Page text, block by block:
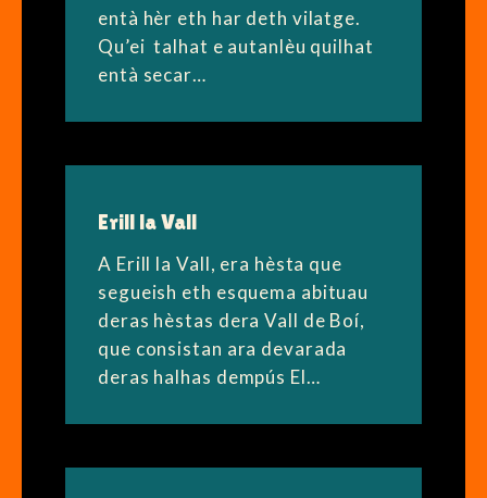
entà hèr eth har deth vilatge.
Qu’ei talhat e autanlèu quilhat
entà secar…
Erill la Vall
A Erill la Vall, era hèsta que
segueish eth esquema abituau
deras hèstas dera Vall de Boí,
que consistan ara devarada
deras halhas dempús El…